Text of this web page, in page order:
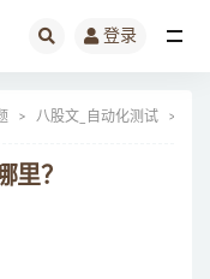
登录
八股文_自动化测试
里？